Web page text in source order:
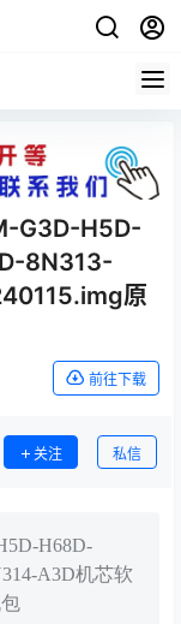
G3D-H5D-
8N313-
原
前往下载
关注 私信
H68D-
A3D机芯软